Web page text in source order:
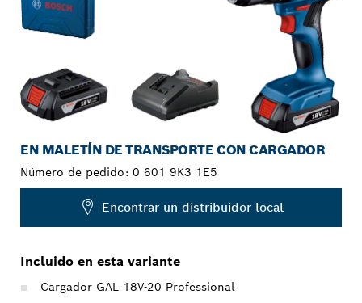
EN MALETÍN DE TRANSPORTE CON CARGADOR
Número de pedido: 0 601 9K3 1E5
Encontrar un distribuidor local
Incluido en esta variante
Cargador GAL 18V-20 Professional